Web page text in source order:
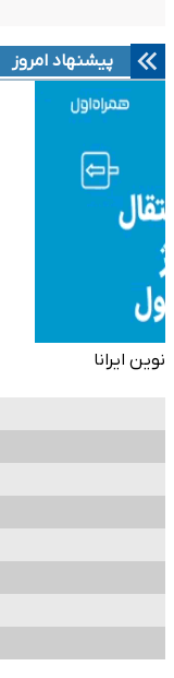
پیشنهاد امروز
نوین ایرانا